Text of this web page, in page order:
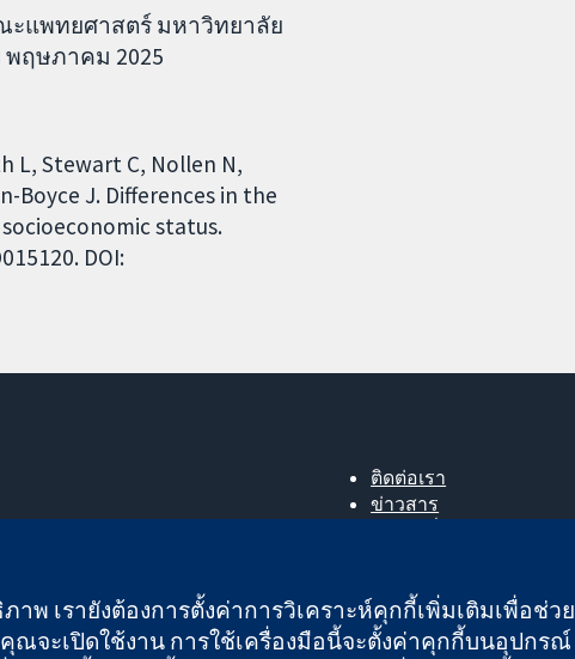
ะแพทยศาสตร์ มหาวิทยาลัย
ฤษภาคม 2025
L, Stewart C, Nollen N,
Boyce J. Differences in the
status.
DOI:
ติดต่อเรา
ข่าวสาร
Cochrane Library
าพ เรายังต้องการตั้งค่าการวิเคราะห์คุกกี้เพิ่มเติมเพื่อช่วย
คุณจะเปิดใช้งาน การใช้เครื่องมือนี้จะตั้งค่าคุกกี้บนอุปกรณ์